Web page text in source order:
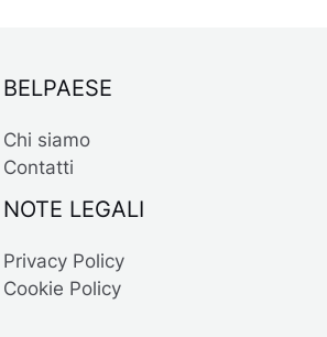
BELPAESE
Chi siamo
Contatti
NOTE LEGALI
Privacy Policy
Cookie Policy